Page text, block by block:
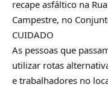
recape asfáltico na
Campestre, no
CUIDADO
As pessoas que
utilizar rotas
e trabalhadores no